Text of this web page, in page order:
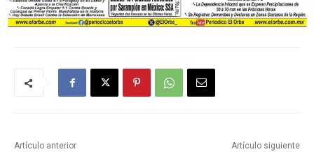
Artículo anterior Artículo siguiente